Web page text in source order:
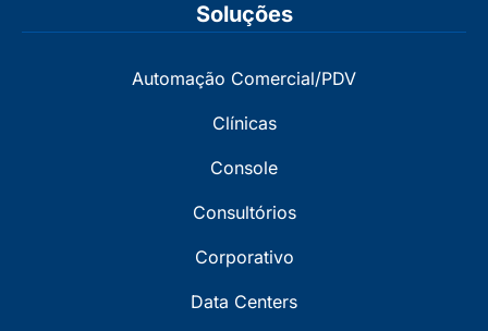
Soluções
Automação Comercial/PDV
Clínicas
Console
Consultórios
Corporativo
Data Centers